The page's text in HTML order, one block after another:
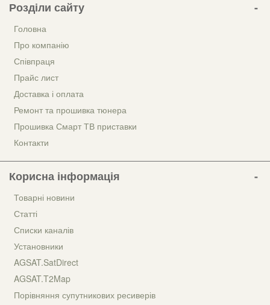
Розділи сайту
Головна
Про компанію
Співпраця
Прайс лист
Доставка і оплата
Ремонт та прошивка тюнера
Прошивка Смарт ТВ приставки
Контакти
Корисна інформація
Товарні новини
Статті
Списки каналів
Установники
AGSAT.SatDirect
AGSAT.T2Map
Порівняння супутникових ресиверів